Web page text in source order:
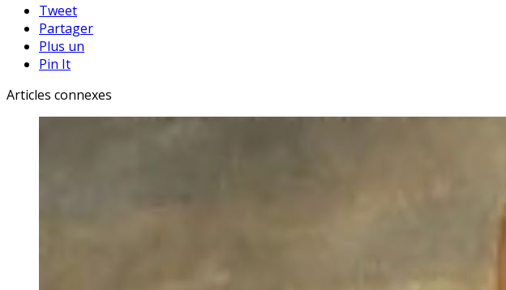
Tweet
Partager
Plus un
Pin It
Articles connexes